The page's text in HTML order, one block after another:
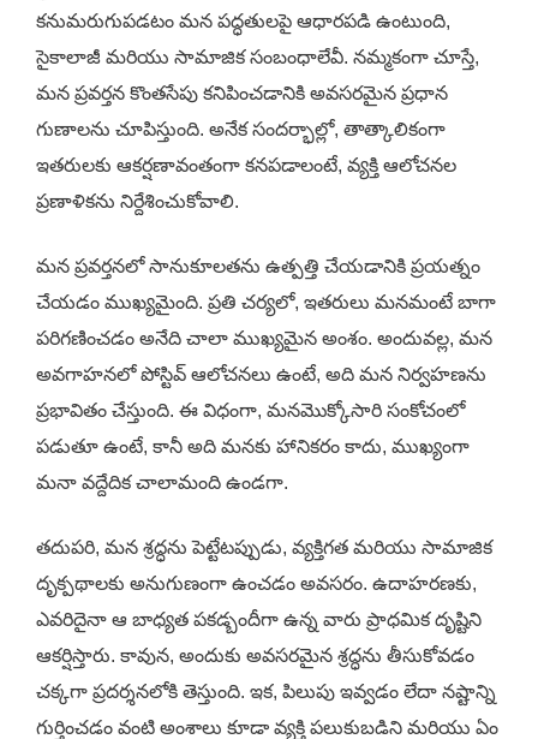
కనుమరుగుపడటం మన పద్ధతులపై ఆధారపడి ఉంటుంది,
సైకాలాజీ మరియు సామాజిక సంబంధాలేవీ. నమ్మకంగా చూస్తే,
మన ప్రవర్తన కొంతసేపు కనిపించడానికి అవసరమైన ప్రధాన
గుణాలను చూపిస్తుంది. అనేక సందర్భాల్లో, తాత్కాలికంగా
ఇతరులకు ఆకర్షణావంతంగా కనపడాలంటే, వ్యక్తి ఆలోచనల
ప్రణాళికను నిర్దేశించుకోవాలి.
మన ప్రవర్తనలో సానుకూలతను ఉత్పత్తి చేయడానికి ప్రయత్నం
చేయడం ముఖ్యమైంది. ప్రతి చర్యలో, ఇతరులు మనమంటే బాగా
పరిగణించడం అనేది చాలా ముఖ్యమైన అంశం. అందువల్ల, మన
అవగాహనలో పోస్టివ్ ఆలోచనలు ఉంటే, అది మన నిర్వహణను
ప్రభావితం చేస్తుంది. ఈ విధంగా, మనమొక్కోసారి సంకోచంలో
పడుతూ ఉంటే, కానీ అది మనకు హానికరం కాదు, ముఖ్యంగా
మనా వద్దేదిక చాలామంది ఉండగా.
తదుపరి, మన శ్రద్ధను పెట్టేటప్పుడు, వ్యక్తిగత మరియు సామాజిక
దృక్పథాలకు అనుగుణంగా ఉంచడం అవసరం. ఉదాహరణకు,
ఎవరిదైనా ఆ బాధ్యత పకడ్బందీగా ఉన్న వారు ప్రాధమిక దృష్టిని
ఆకర్షిస్తారు. కావున, అందుకు అవసరమైన శ్రద్ధను తీసుకోవడం
చక్కగా ప్రదర్శనలోకి తెస్తుంది. ఇక, పిలుపు ఇవ్వడం లేదా నష్టాన్ని
గుర్తించడం వంటి అంశాలు కూడా వ్యక్తి పలుకుబడిని మరియు ఏం